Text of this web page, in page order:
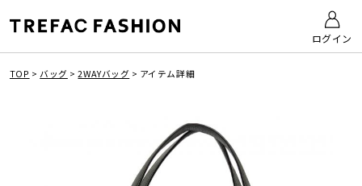
ログイン
TOP >バッグ >2WAYバッグ > アイテム詳細